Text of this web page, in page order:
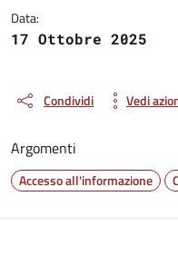
Data:
17 Ottobre 2025
Condividi Vedi
Argomenti
Accesso all'informazione